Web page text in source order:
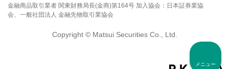
メニュー
金融商品取引業者 関東財務局長(金商)第164号 加入協会：日本証券業協
会、一般社団法人 金融先物取引業協会
Copyright © Matsui Securities Co., Ltd.